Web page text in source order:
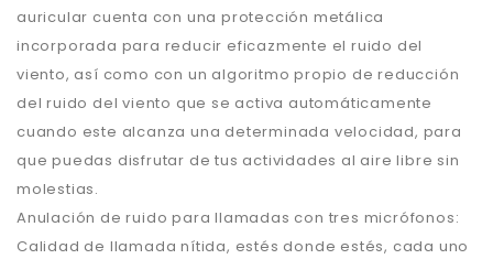
auricular cuenta con una protección metálica
incorporada para reducir eficazmente el ruido del
viento, así como con un algoritmo propio de reducción
del ruido del viento que se activa automáticamente
cuando este alcanza una determinada velocidad, para
que puedas disfrutar de tus actividades al aire libre sin
molestias.
Anulación de ruido para llamadas con tres micrófonos:
Calidad de llamada nítida, estés donde estés, cada uno